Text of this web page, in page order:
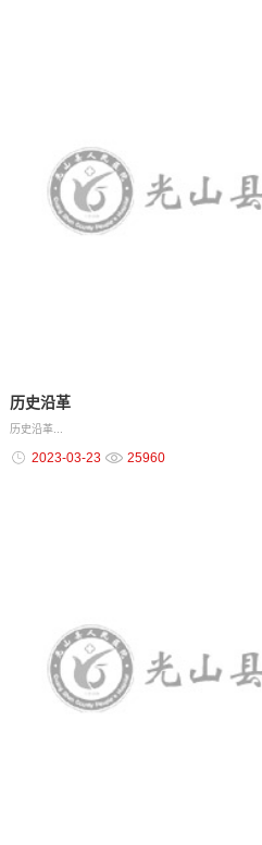
历史沿革
历史沿革...
2023-03-23 25960